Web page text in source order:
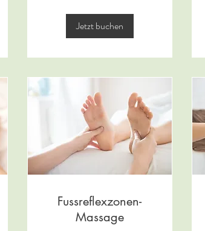
Jetzt buchen
Fussreflexzonen-
Massage